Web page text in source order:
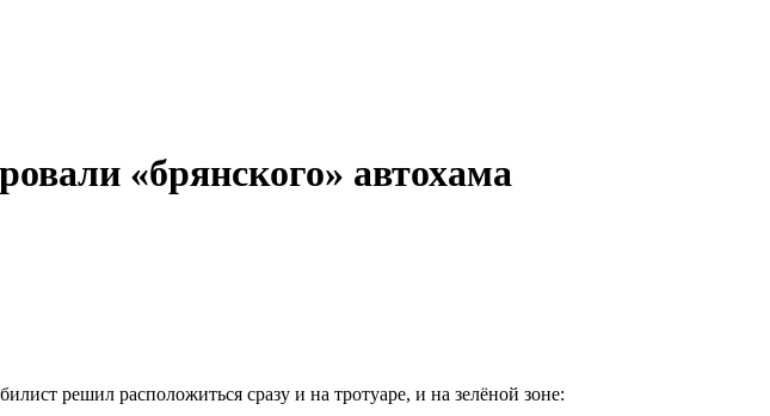
«брянского» автохама
решил расположиться сразу и на тротуаре, и на зелёной зоне: